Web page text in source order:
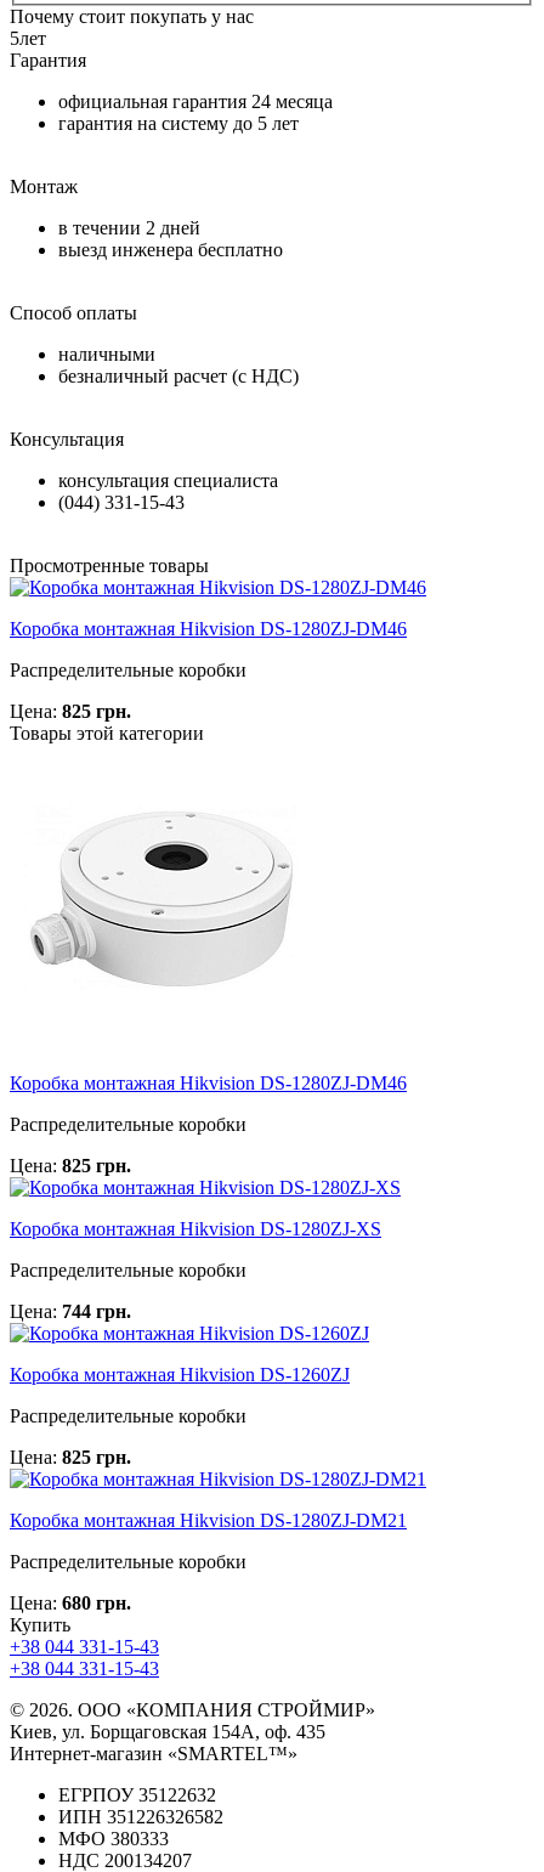
Почему стоит покупать у нас
5лет
Гарантия
официальная гарантия 24 месяца
гарантия на систему до 5 лет
Монтаж
в течении 2 дней
выезд инженера бесплатно
Способ оплаты
наличными
безналичный расчет (с НДС)
Консультация
консультация специалиста
(044) 331-15-43
Просмотренные товары
Коробка монтажная Hikvision DS-1280ZJ-DM46
Распределительные коробки
Цена: 825 грн.
Товары этой категории
Коробка монтажная Hikvision DS-1280ZJ-DM46
Распределительные коробки
Цена: 825 грн.
Коробка монтажная Hikvision DS-1280ZJ-XS
Распределительные коробки
Цена: 744 грн.
Коробка монтажная Hikvision DS-1260ZJ
Распределительные коробки
Цена: 825 грн.
Коробка монтажная Hikvision DS-1280ZJ-DM21
Распределительные коробки
Цена: 680 грн.
Купить
+38 044 331-15-43
+38 044 331-15-43
© 2026. ООО «КОМПАНИЯ СТРОЙМИР»
Киев, ул. Борщаговская 154А, оф. 435
Интернет-магазин «SMARTEL™»
ЕГРПОУ 35122632
ИПН 351226326582
МФО 380333
НДС 200134207